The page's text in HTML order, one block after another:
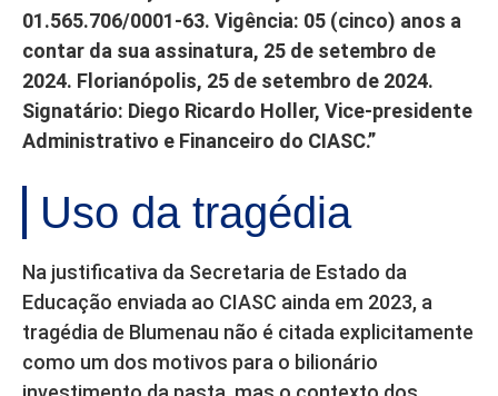
01.565.706/0001-63. Vigência: 05 (cinco) anos a
contar da sua assinatura, 25 de setembro de
2024. Florianópolis, 25 de setembro de 2024.
Signatário: Diego Ricardo Holler, Vice-presidente
Administrativo e Financeiro do CIASC.”
Uso da tragédia
Na justificativa da Secretaria de Estado da
Educação enviada ao CIASC ainda em 2023, a
tragédia de Blumenau não é citada explicitamente
como um dos motivos para o bilionário